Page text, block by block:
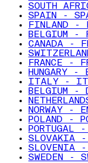
SOUTH
SPAIN -
FINLAND -
BELGIUM -
CANADA -
FRANCE -
HUNGARY -
ITALY -
BELGIUM -
NORWAY -
POLAND -
PORTUGAL
SLOVAKIA -
SLOVENIA -
SWEDEN -